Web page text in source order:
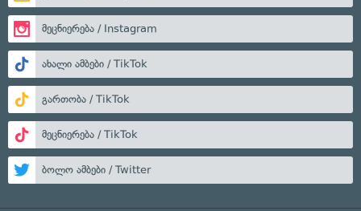
მეცნიერება / Instagram
ახალი ამბები / TikTok
გართობა / TikTok
მეცნიერება / TikTok
ბოლო ამბები / Twitter